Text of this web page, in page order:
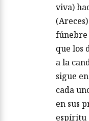
viva)
fúnebre
que los
a la
sigue
cada
en sus
espíritu